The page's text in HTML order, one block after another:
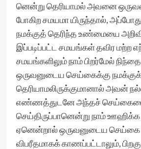
னென்று தெரியாமல் அவனை
போகிற சமயமா யிருந்தால்,
நமக்குத் தெரிந்த உண்மையை
இப்படிப்பட்ட சமயங்கள் தவிர மற்ற
சமயங்களிலும் நாம் பிறர்மேல்
ஒருவனுடைய செய்கைக்கு
தெரியாமலிருக்குமானால் அவன்
எண்ணத்துடனே அந்தச்
செய்திருப்பானென்று நாம்
ஏனென்றால் ஒருவனுடைய செய்கை
விபரீதமாகக் காணப்பட்டாலும்,